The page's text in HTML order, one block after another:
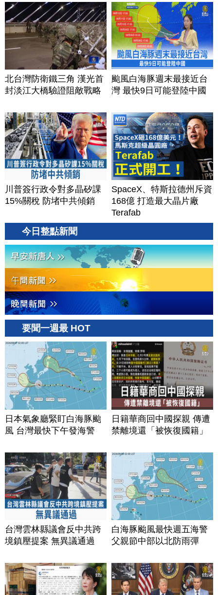
北台灣防衛鐵三角 漢光首
封淡江大橋驗證阻敵戰略
颱風白海豚週末最接近台
灣 最快9日可能登陸中國
川普簽行政令對多晶矽課
15%關稅 防堵中共傾銷
SpaceX、特斯拉德州斥資
168億 打造最大晶片廠
Terafab
今日整點新聞
要聞一週最 HOT
日本氣象廳緊盯白海豚颱
風 台灣最快下午發海警
日籍華商回中國探親 傳遭
禁離境還「被恢復國籍」
台灣雲林縣議會反中共跨
境鎮壓提案 無異議通過
白海豚颱風最快週五海警
父親節中部以北防雨彈